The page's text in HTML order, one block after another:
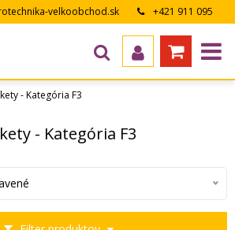
velkoobchod.sk
+421 911 095
- Kategória F3
- Kategória F3